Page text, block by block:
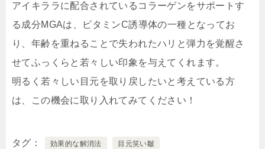
アイキララに配合されているコラーゲンをサポートす
る成分MGAは、ビタミンC誘導体の一種となってお
り、年齢を重ねることで失われたハリと弾力を覚醒さ
せてふっくらと若々しい印象を与えてくれます。
明るく若々しい目元を取り戻したいと考えている方
は、この機会に取り入れてみてください！
タグ 効果的な解消法 目元笑い皺